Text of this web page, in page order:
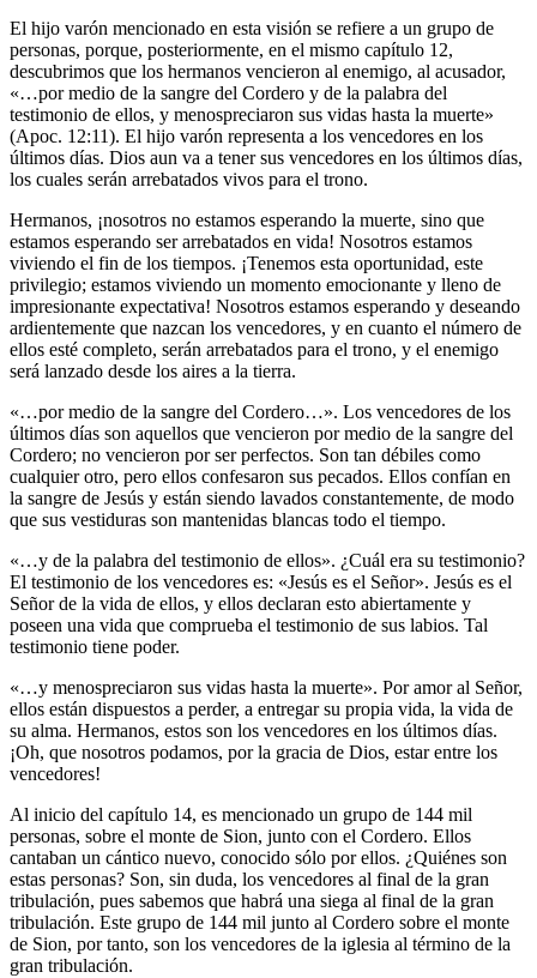
El hijo varón mencionado en esta visión se refiere a un grupo de
personas, porque, posteriormente, en el mismo capítulo 12,
descubrimos que los hermanos vencieron al enemigo, al acusador,
«…por medio de la sangre del Cordero y de la palabra del
testimonio de ellos, y menospreciaron sus vidas hasta la muerte»
(Apoc. 12:11). El hijo varón representa a los vencedores en los
últimos días. Dios aun va a tener sus vencedores en los últimos días,
los cuales serán arrebatados vivos para el trono.
Hermanos, ¡nosotros no estamos esperando la muerte, sino que
estamos esperando ser arrebatados en vida! Nosotros estamos
viviendo el fin de los tiempos. ¡Tenemos esta oportunidad, este
privilegio; estamos viviendo un momento emocionante y lleno de
impresionante expectativa! Nosotros estamos esperando y deseando
ardientemente que nazcan los vencedores, y en cuanto el número de
ellos esté completo, serán arrebatados para el trono, y el enemigo
será lanzado desde los aires a la tierra.
«…por medio de la sangre del Cordero…». Los vencedores de los
últimos días son aquellos que vencieron por medio de la sangre del
Cordero; no vencieron por ser perfectos. Son tan débiles como
cualquier otro, pero ellos confesaron sus pecados. Ellos confían en
la sangre de Jesús y están siendo lavados constantemente, de modo
que sus vestiduras son mantenidas blancas todo el tiempo.
«…y de la palabra del testimonio de ellos». ¿Cuál era su testimonio?
El testimonio de los vencedores es: «Jesús es el Señor». Jesús es el
Señor de la vida de ellos, y ellos declaran esto abiertamente y
poseen una vida que comprueba el testimonio de sus labios. Tal
testimonio tiene poder.
«…y menospreciaron sus vidas hasta la muerte». Por amor al Señor,
ellos están dispuestos a perder, a entregar su propia vida, la vida de
su alma. Hermanos, estos son los vencedores en los últimos días.
¡Oh, que nosotros podamos, por la gracia de Dios, estar entre los
vencedores!
Al inicio del capítulo 14, es mencionado un grupo de 144 mil
personas, sobre el monte de Sion, junto con el Cordero. Ellos
cantaban un cántico nuevo, conocido sólo por ellos. ¿Quiénes son
estas personas? Son, sin duda, los vencedores al final de la gran
tribulación, pues sabemos que habrá una siega al final de la gran
tribulación. Este grupo de 144 mil junto al Cordero sobre el monte
de Sion, por tanto, son los vencedores de la iglesia al término de la
gran tribulación.